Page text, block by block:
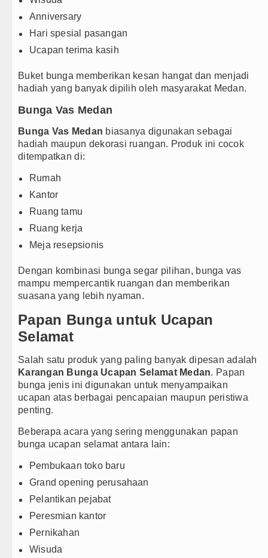
Anniversary
Hari spesial pasangan
Ucapan terima kasih
Buket bunga memberikan kesan hangat dan menjadi
hadiah yang banyak dipilih oleh masyarakat Medan.
Bunga Vas Medan
Bunga Vas Medan biasanya digunakan sebagai
hadiah maupun dekorasi ruangan. Produk ini cocok
ditempatkan di:
Rumah
Kantor
Ruang tamu
Ruang kerja
Meja resepsionis
Dengan kombinasi bunga segar pilihan, bunga vas
mampu mempercantik ruangan dan memberikan
suasana yang lebih nyaman.
Papan Bunga untuk Ucapan
Selamat
Salah satu produk yang paling banyak dipesan adalah
Karangan Bunga Ucapan Selamat Medan. Papan
bunga jenis ini digunakan untuk menyampaikan
ucapan atas berbagai pencapaian maupun peristiwa
penting.
Beberapa acara yang sering menggunakan papan
bunga ucapan selamat antara lain:
Pembukaan toko baru
Grand opening perusahaan
Pelantikan pejabat
Peresmian kantor
Pernikahan
Wisuda